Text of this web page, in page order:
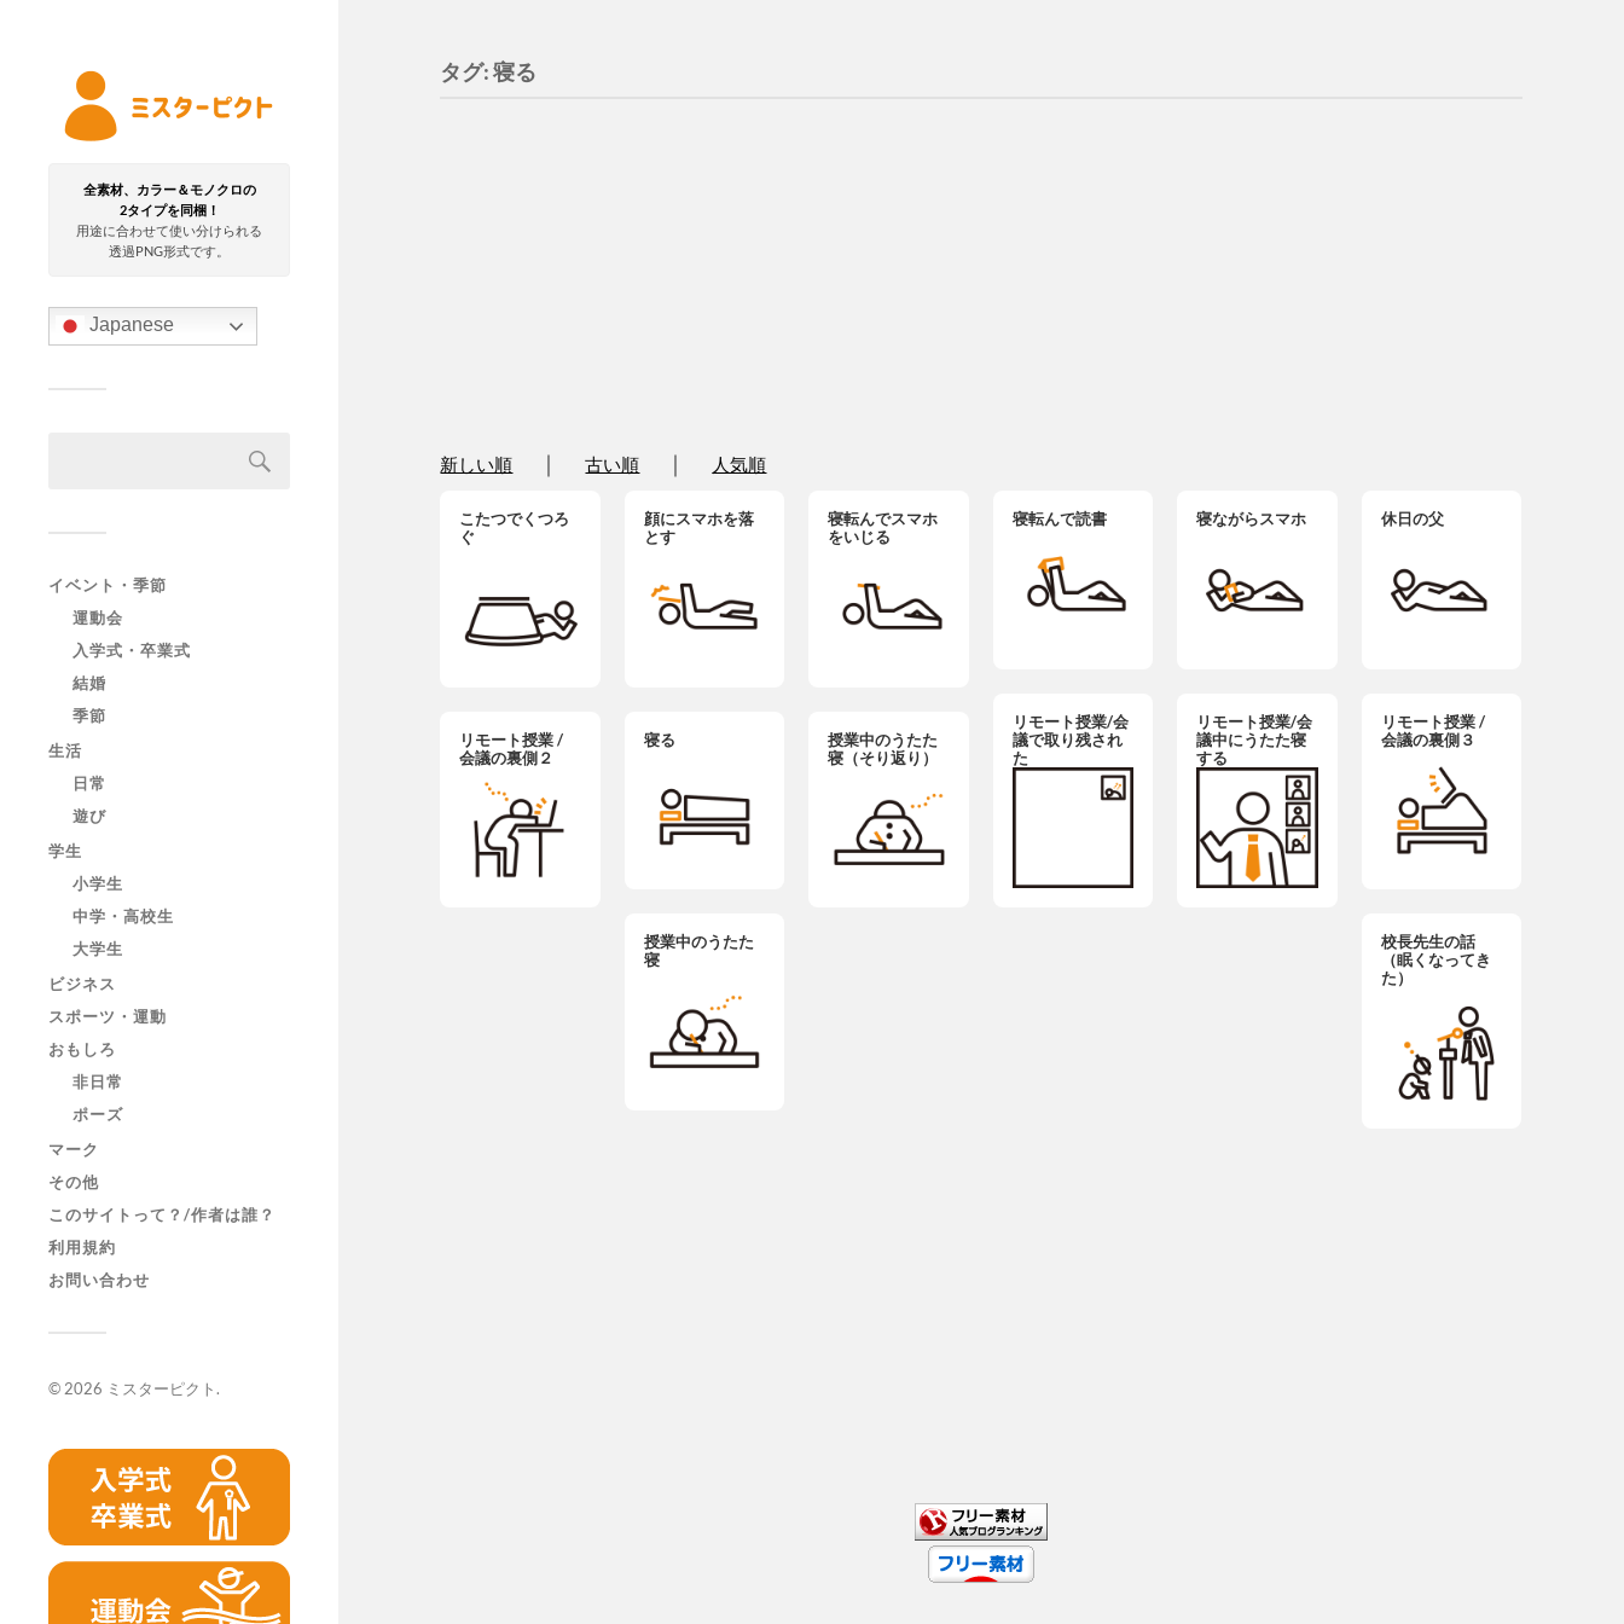
全素材、カラー＆モノクロの
2タイプを同梱！
用途に合わせて使い分けられる
透過PNG形式です。
Japanese
イベント・季節
運動会
入学式・卒業式
結婚
季節
生活
日常
遊び
学生
小学生
中学・高校生
大学生
ビジネス
スポーツ・運動
おもしろ
非日常
ポーズ
マーク
その他
このサイトって？/作者は誰？
利用規約
お問い合わせ
© 2026 ミスターピクト.
タグ:寝る
新しい順 ｜古い順 ｜ 人気順
こたつでくつろ
ぐ
顔にスマホを落
とす
寝転んでスマホ
をいじる
寝転んで読書 寝ながらスマホ 休日の父
リモート授業/会
議で取り残され
た
リモート授業/会
議中にうたた寝
する
リモート授業 /
会議の裏側３
リモート授業 /
会議の裏側２
寝る
授業中のうたた
寝（そり返り）
授業中のうたた
寝
校長先生の話
（眠くなってき
た）